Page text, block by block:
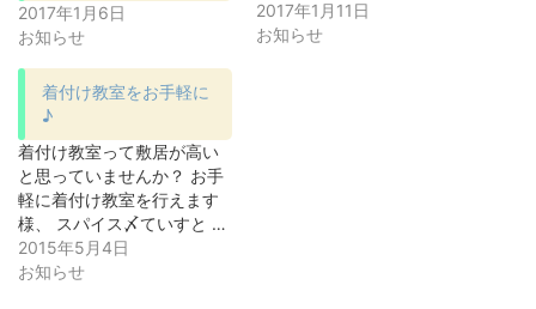
2017年1月6日
お知らせ
2017年1月11日
お知らせ
着付け教室をお手軽に
♪
着付け教室って敷居が高い
と思っていませんか？ お手
軽に着付け教室を行えます
様、 スパイス〆ていすと …
2015年5月4日
お知らせ